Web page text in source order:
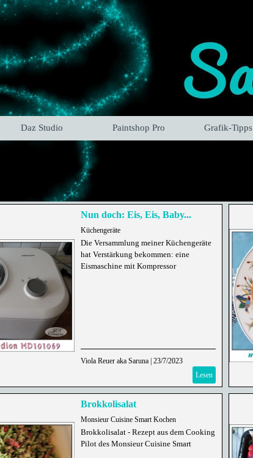
Daz Studio Paintshop Pro Grafik-Tipps
Nun doch: Eis, Eis, Baby...
Küchengeräte
Die Versammlung meiner Küchengeräte
hat Verstärkung bekommen: eine
Eismaschine mit Kompressor
Viola Reuer aka Saruna| 23/7/2023
Lesen
Brokkolisalat
Monsieur Cuisine Smart Kochen
Brokkolisalat - Rezept aus dem Cooking
Pilot des Monsieur Cuisine Smart